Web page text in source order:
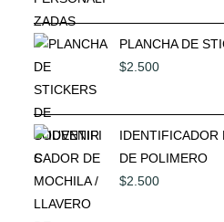
PLANCHA DE
$2.500
IDENTIFICADOR
DE POLIMERO
$2.500